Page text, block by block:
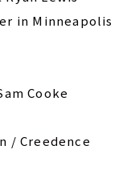
in Minneapolis
Cooke
/ Creedence